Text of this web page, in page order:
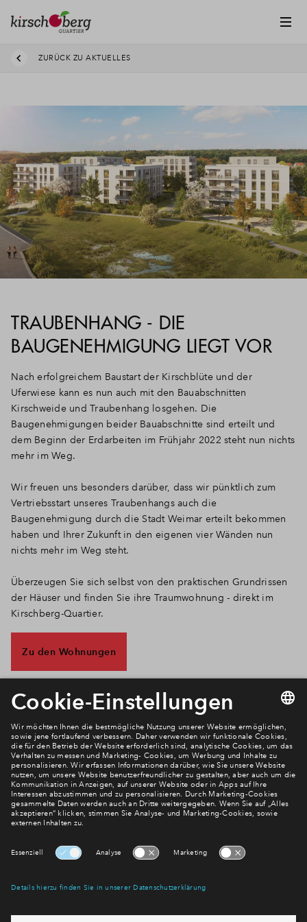
ZURÜCK ZU AKTUELLES
TRAUBENHANG - DIE
BAUGENEHMIGUNG LIEGT VOR
Nach erfolgreichem Baustart der Kirschblüte und der
Uferwiese kann es nun auch mit den Bauabschnitten
Kirschweide und Traubenhang losgehen. Die
Baugenehmigungen beider Bauabschnitte sind erteilt und
dem Beginn der Erdarbeiten im Frühjahr 2022 steht nun nichts
mehr im Weg.
Wir freuen uns besonders darüber, dass wir pünktlich zum
Vertriebsstart unseres Traubenhangs auch die
Baugenehmigung durch die Stadt Weimar erteilt bekommen
haben und Ihrer Zukunft in den eigenen vier Wänden nun
nichts mehr im Weg steht.
Überzeugen Sie sich selbst von den praktischen Grundrissen
der Häuser und finden Sie ihre Traumwohnung - direkt im
Kirschberg-Quartier.
Zu den Wohnungen
Newsletter Anmeldung
Verpassen Sie zu diesem Wohnprojekt keine Neuigkeiten
mehr! Wir halten Sie auf dem Laufenden – mit unserem
regelmäßig erscheinenden Newsletter informieren wir Sie
über den Stand dieses und weiterer Neubauprojekte.
Abonnieren